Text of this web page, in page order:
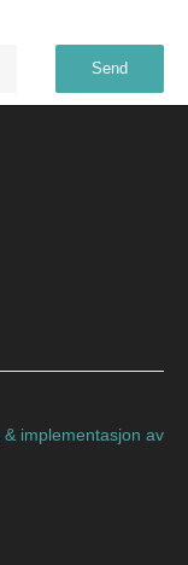
& implementasjon av